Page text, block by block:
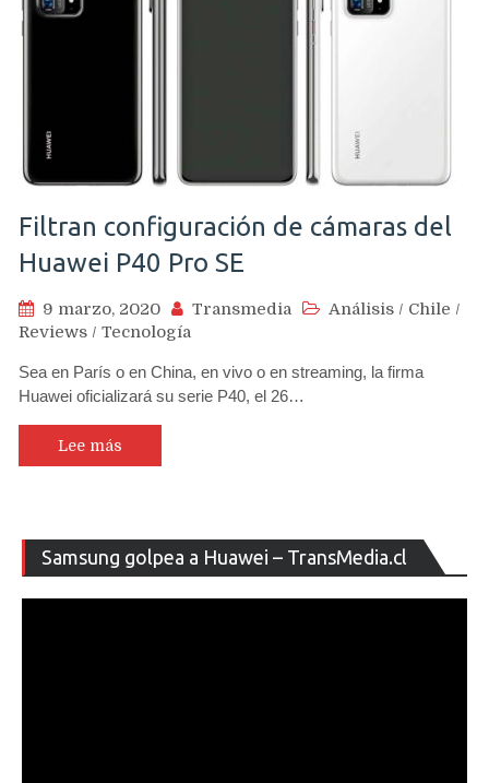
Filtran configuración de cámaras del
Huawei P40 Pro SE
9 marzo, 2020 Transmedia Análisis / Chile /
Reviews / Tecnología
Sea en París o en China, en vivo o en streaming, la firma
Huawei oficializará su serie P40, el 26…
Lee más
Samsung golpea a Huawei – TransMedia.cl
de